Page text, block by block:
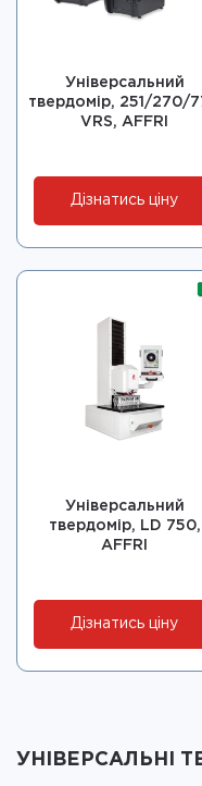
Універсальний
твердомір, 251/270/
VRS, AFFRI
Дізнатись ціну
Універсальний
твердомір, LD 750,
AFFRI
Дізнатись ціну
УНІВЕРСАЛЬНІ